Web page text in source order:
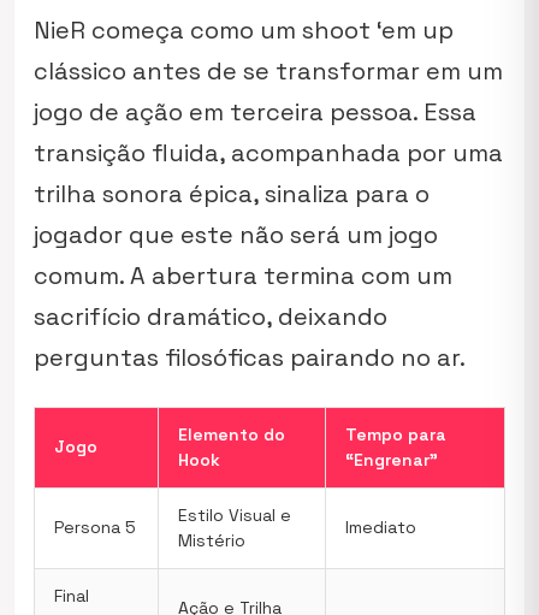
NieR começa como um shoot ‘em up
clássico antes de se transformar em um
jogo de ação em terceira pessoa. Essa
transição fluida, acompanhada por uma
trilha sonora épica, sinaliza para o
jogador que este não será um jogo
comum. A abertura termina com um
sacrifício dramático, deixando
perguntas filosóficas pairando no ar.
Jogo
Elemento do
Hook
Tempo para
“Engrenar”
Persona 5
Estilo Visual e
Mistério
Imediato
Final
Ação e Trilha